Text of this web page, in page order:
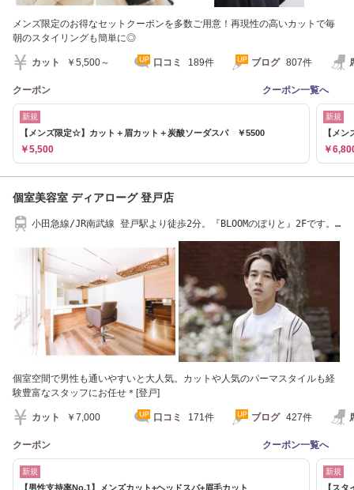
メンズ限定のお得なセットクーポンを多数ご用意！再現性の高いカットで毎
朝のスタイリングも簡単に◎
カット ￥5,500～ 口コミ 189件 ブログ 807件
クーポン クーポン一覧へ
新規
【メンズ限定☆】カット＋眉カット＋炭酸ソーダスパ ￥5500
￥5,500
新規
【メ
￥
個室美容室 ディアローグ 登戸店
小田急線/JR南武線 登戸駅より徒歩2分。『BLOOMのぼりと』2Fです。
個室空間で男性も通いやすいと大人気。カットや人気のパーマスタイルも経
験豊富なスタッフにお任せ＊[登戸]
カット ￥7,000 口コミ 171件 ブログ 427件
クーポン クーポン一覧へ
新規
【男性支持率No.1】メンズカット+ヘッドスパ+眉毛カット
新規
【ス